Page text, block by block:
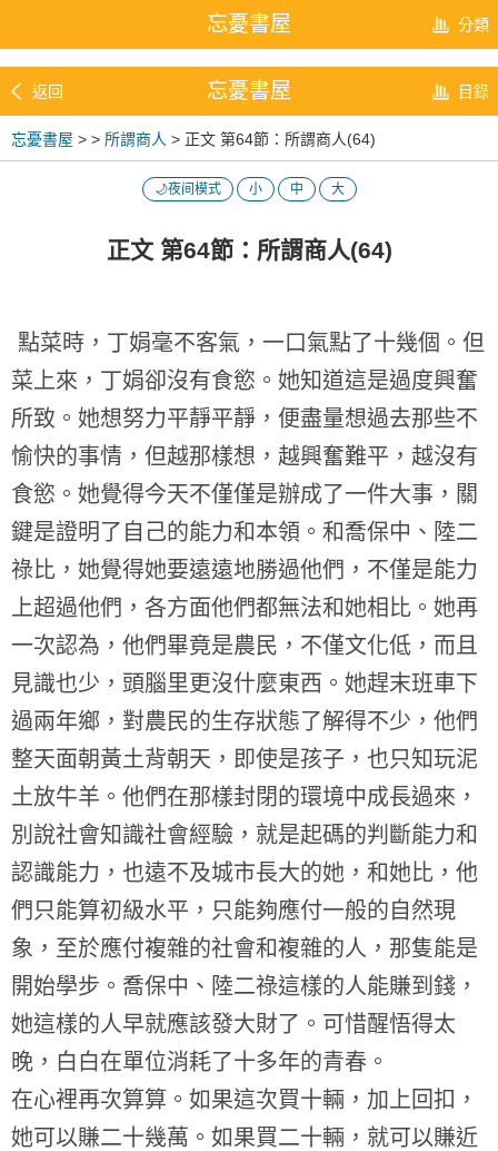
忘憂書屋 分類
返回 忘憂書屋 目錄
忘憂書屋 > > 所謂商人 > 正文 第64節：所謂商人(64)
🌙夜间模式 小 中 大
正文 第64節：所謂商人(64)
點菜時，丁娟毫不客氣，一口氣點了十幾個。但
菜上來，丁娟卻沒有食慾。她知道這是過度興奮
所致。她想努力平靜平靜，便盡量想過去那些不
愉快的事情，但越那樣想，越興奮難平，越沒有
食慾。她覺得今天不僅僅是辦成了一件大事，關
鍵是證明了自己的能力和本領。和喬保中、陸二
祿比，她覺得她要遠遠地勝過他們，不僅是能力
上超過他們，各方面他們都無法和她相比。她再
一次認為，他們畢竟是農民，不僅文化低，而且
見識也少，頭腦里更沒什麼東西。她趕末班車下
過兩年鄉，對農民的生存狀態了解得不少，他們
整天面朝黃土背朝天，即使是孩子，也只知玩泥
土放牛羊。他們在那樣封閉的環境中成長過來，
別說社會知識社會經驗，就是起碼的判斷能力和
認識能力，也遠不及城市長大的她，和她比，他
們只能算初級水平，只能夠應付一般的自然現
象，至於應付複雜的社會和複雜的人，那隻能是
開始學步。喬保中、陸二祿這樣的人能賺到錢，
她這樣的人早就應該發大財了。可惜醒悟得太
晚，白白在單位消耗了十多年的青春。
在心裡再次算算。如果這次買十輛，加上回扣，
她可以賺二十幾萬。如果買二十輛，就可以賺近